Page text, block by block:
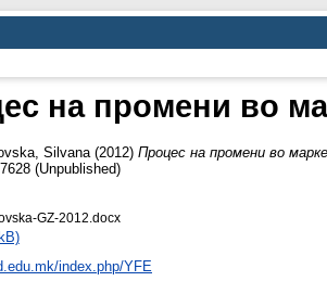
на промени во
Silvana (2012) Процес на промени во
(Unpublished)
GZ-2012.docx
index.php/YFE